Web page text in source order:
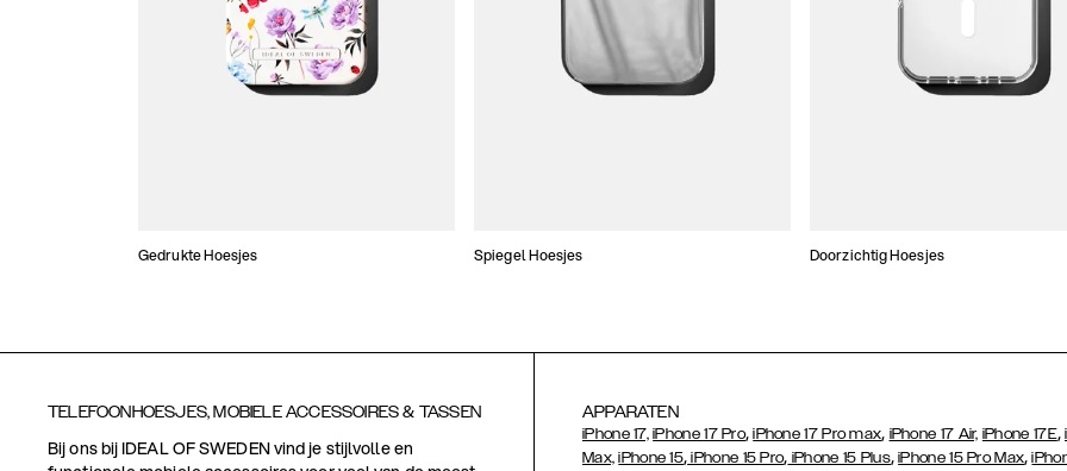
Gedrukte Hoesjes Spiegel Hoesjes Doorzichtig Hoesjes
TELEFOONHOESJES, MOBIELE ACCESSOIRES & TASSEN
Bij ons bij IDEAL OF SWEDEN vind je stijlvolle en
APPARATEN
iPhone 17, iPhone 17 Pro,iPhone 17 Pro max, iPhone 17 Air, iPhone 17E,
Max, iPhone 15, iPhone 15 Pro, iPhone 15 Plus,iPhone 15 Pro Max,